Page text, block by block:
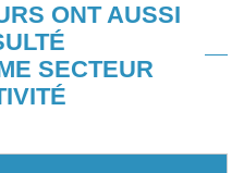
ONT AUSSI
SECTEUR